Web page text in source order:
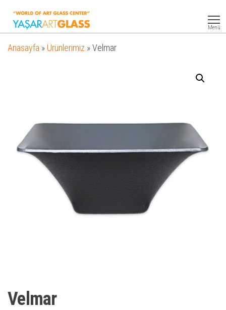
Glass
Menü
Anasayfa » Ürünlerimiz »Velmar
Velmar